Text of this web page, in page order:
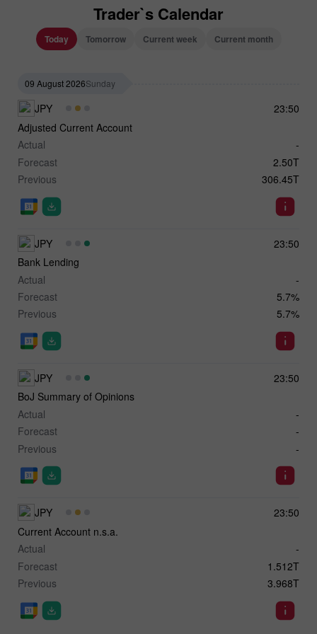
Trader`s Calendar
Today Tomorrow Current week Current month
09 August 2026Sunday
23:50
JPY
Adjusted Current Account
Actual
-
Forecast
2.50T
Previous
306.45T
23:50
JPY
Bank Lending
Actual
-
Forecast
5.7%
Previous
5.7%
23:50
JPY
BoJ Summary of Opinions
Actual
-
Forecast
-
Previous
-
23:50
JPY
Current Account n.s.a.
Actual
-
Forecast
1.512T
Previous
3.968T